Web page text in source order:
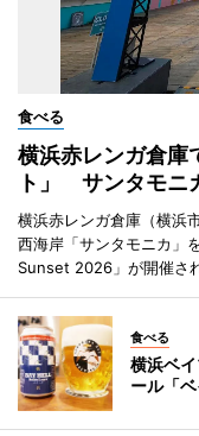
食べる
横浜赤レンガ倉庫
ト」 サンタモニ
横浜赤レンガ倉庫（横浜
西海岸「サンタモニカ」
Sunset 2026」が開催さ
食べる
横浜ベ
ール「ベ